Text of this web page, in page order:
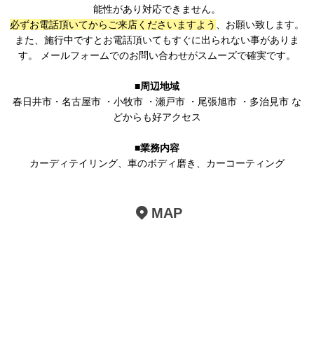
能性があり対応できません。
必ずお電話頂いてからご来店くださいますよう
、お願い致します。
また、施行中ですとお電話頂いてもすぐに出られない事がありま
す。 メールフォームでのお問い合わせがスムーズで確実です。
■周辺地域
春日井市 ・ 名古屋市 ・ 小牧市 ・ 瀬戸市 ・ 尾張旭市 ・ 多治見市 な
どからも好アクセス
■業務内容
カーディテイリング
車のボディ磨き カーコーティング
MAP